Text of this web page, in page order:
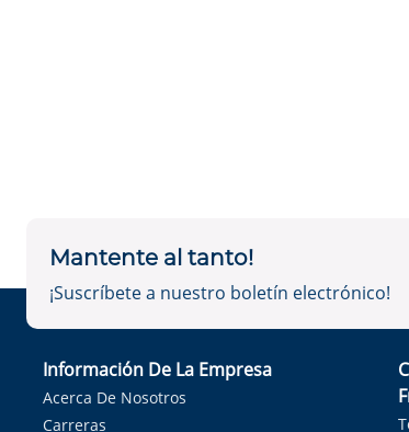
Mantente al tanto!
¡Suscríbete a nuestro boletín electrónico!
Información De La Empresa
Acerca De Nosotros
Carreras